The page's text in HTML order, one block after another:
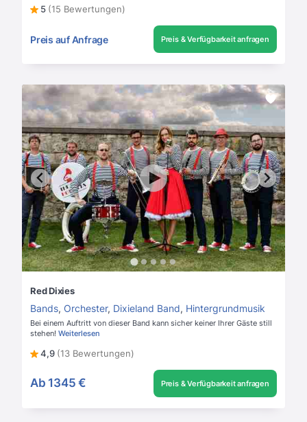
5 (15 Bewertungen)
Preis auf Anfrage Preis & Verfügbarkeit anfragen
Red Dixies
Bands, Orchester, Dixieland Band, Hintergrundmusik
Bei einem Auftritt von dieser Band kann sicher keiner Ihrer Gäste still
stehen! Weiterlesen
4,9 (13 Bewertungen)
Ab 1345 € Preis & Verfügbarkeit anfragen